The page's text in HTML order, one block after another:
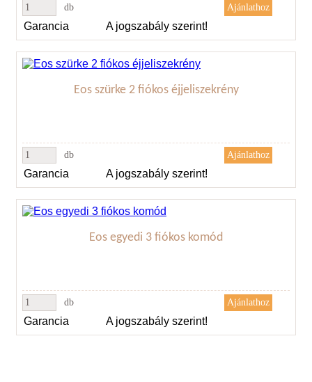
db
Garancia A jogszabály szerint!
Eos szürke 2 fiókos éjjeliszekrény
db
Garancia A jogszabály szerint!
Eos egyedi 3 fiókos komód
db
Garancia A jogszabály szerint!